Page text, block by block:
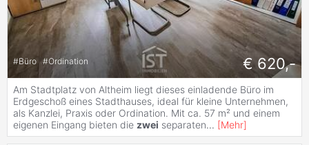
#Büro #Ordination € 620,-
Am Stadtplatz von Altheim liegt dieses einladende Büro im
Erdgeschoß eines Stadthauses, ideal für kleine Unternehmen,
als Kanzlei, Praxis oder Ordination. Mit ca. 57 m² und einem
eigenen Eingang bieten die zwei separaten... [Mehr]